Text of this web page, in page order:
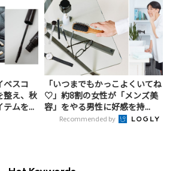
ベスコ
整え、秋
テムを...
「いつまでもかっこよくいてね
♡」約8割の女性が「メンズ美
容」をやる男性に好感を持...
Recommended by